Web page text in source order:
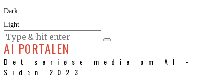
Dark
Light
KURSER
AI PORTALEN
Det seriøse medie om AI -
Siden 2023